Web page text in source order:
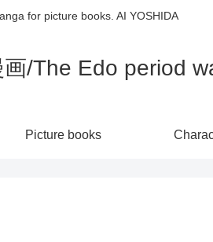
for picture books. AI YOSHIDA
/The Edo period
Picture books